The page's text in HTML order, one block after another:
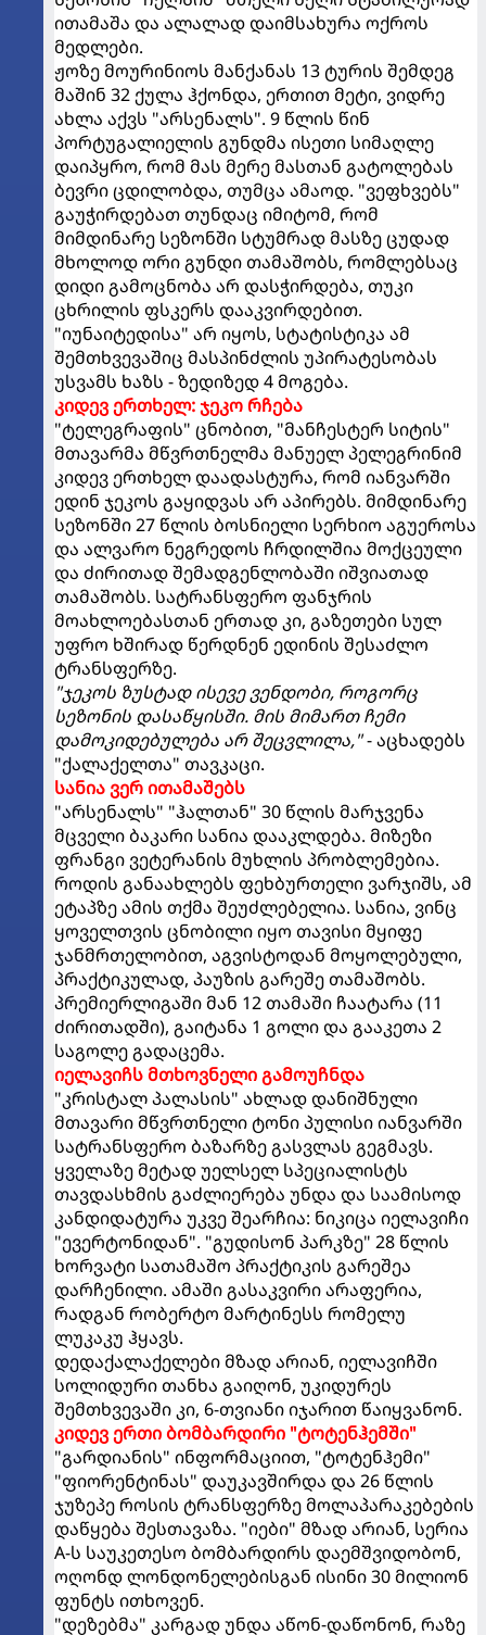
ითამაშა და ალალად დაიმსახურა ოქროს
მედლები.
ჟოზე მოურინიოს მანქანას 13 ტურის შემდეგ
მაშინ 32 ქულა ჰქონდა, ერთით მეტი, ვიდრე
ახლა აქვს "არსენალს". 9 წლის წინ
პორტუგალიელის გუნდმა ისეთი სიმაღლე
დაიპყრო, რომ მას მერე მასთან გატოლებას
ბევრი ცდილობდა, თუმცა ამაოდ. "ვეფხვებს"
გაუჭირდებათ თუნდაც იმიტომ, რომ
მიმდინარე სეზონში სტუმრად მასზე ცუდად
მხოლოდ ორი გუნდი თამაშობს, რომლებსაც
დიდი გამოცნობა არ დასჭირდება, თუკი
ცხრილის ფსკერს დააკვირდებით.
"იუნაიტედისა" არ იყოს, სტატისტიკა ამ
შემთხვევაშიც მასპინძლის უპირატესობას
უსვამს ხაზს - ზედიზედ 4 მოგება.
კიდევ ერთხელ: ჯეკო რჩება
"ტელეგრაფის" ცნობით, "მანჩესტერ სიტის"
მთავარმა მწვრთნელმა მანუელ პელეგრინიმ
კიდევ ერთხელ დაადასტურა, რომ იანვარში
ედინ ჯეკოს გაყიდვას არ აპირებს. მიმდინარე
სეზონში 27 წლის ბოსნიელი სერხიო აგუეროსა
და ალვარო ნეგრედოს ჩრდილშია მოქცეული
და ძირითად შემადგენლობაში იშვიათად
თამაშობს. სატრანსფერო ფანჯრის
მოახლოებასთან ერთად კი, გაზეთები სულ
უფრო ხშირად წერდნენ ედინის შესაძლო
ტრანსფერზე.
"ჯეკოს ზუსტად ისევე ვენდობი, როგორც
სეზონის დასაწყისში. მის მიმართ ჩემი
დამოკიდებულება არ შეცვლილა,"- აცხადებს
"ქალაქელთა" თავკაცი.
სანია ვერ ითამაშებს
"არსენალს" "ჰალთან" 30 წლის მარჯვენა
მცველი ბაკარი სანია დააკლდება. მიზეზი
ფრანგი ვეტერანის მუხლის პრობლემებია.
როდის განაახლებს ფეხბურთელი ვარჯიშს, ამ
ეტაპზე ამის თქმა შეუძლებელია. სანია, ვინც
ყოველთვის ცნობილი იყო თავისი მყიფე
ჯანმრთელობით, აგვისტოდან მოყოლებული,
პრაქტიკულად, პაუზის გარეშე თამაშობს.
პრემიერლიგაში მან 12 თამაში ჩაატარა (11
ძირითადში), გაიტანა 1 გოლი და გააკეთა 2
საგოლე გადაცემა.
იელავიჩს მთხოვნელი გამოუჩნდა
"კრისტალ პალასის" ახლად დანიშნული
მთავარი მწვრთნელი ტონი პულისი იანვარში
სატრანსფერო ბაზარზე გასვლას გეგმავს.
ყველაზე მეტად უელსელ სპეციალისტს
თავდასხმის გაძლიერება უნდა და საამისოდ
კანდიდატურა უკვე შეარჩია: ნიკიცა იელავიჩი
"ევერტონიდან". "გუდისონ პარკზე" 28 წლის
ხორვატი სათამაშო პრაქტიკის გარეშეა
დარჩენილი. ამაში გასაკვირი არაფერია,
რადგან რობერტო მარტინესს რომელუ
ლუკაკუ ჰყავს.
დედაქალაქელები მზად არიან, იელავიჩში
სოლიდური თანხა გაიღონ, უკიდურეს
შემთხვევაში კი, 6-თვიანი იჯარით წაიყვანონ.
კიდევ ერთი ბომბარდირი "ტოტენჰემში"
"გარდიანის" ინფორმაციით, "ტოტენჰემი"
"ფიორენტინას" დაუკავშირდა და 26 წლის
ჯუზეპე როსის ტრანსფერზე მოლაპარაკებების
დაწყება შესთავაზა. "იები" მზად არიან, სერია
A-ს საუკეთესო ბომბარდირს დაემშვიდობონ,
ოღონდ ლონდონელებისგან ისინი 30 მილიონ
ფუნტს ითხოვენ.
"დეზებმა" კარგად უნდა აწონ-დაწონონ, რაზე